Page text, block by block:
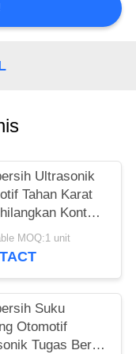
Ultrasonik
Tahan Karat
Kontaminan
MOQ:1 unit
Suku
Otomotif
Tugas Berat